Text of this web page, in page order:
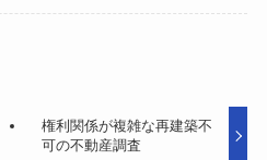
権利関係が複雑な再建築不
可の不動産調査